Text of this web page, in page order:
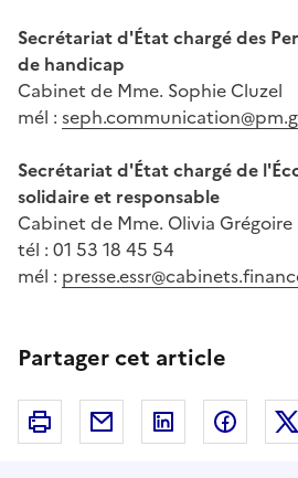
Secrétariat d'État chargé des
de handicap
Cabinet de Mme. Sophie Cluzel
mél :
Secrétariat d'État chargé de
solidaire et responsable
Cabinet de Mme. Olivia Grégoire
tél : 01 53 18 45 54
mél :
Partager cet article
Imprimer Courriel Linkedin